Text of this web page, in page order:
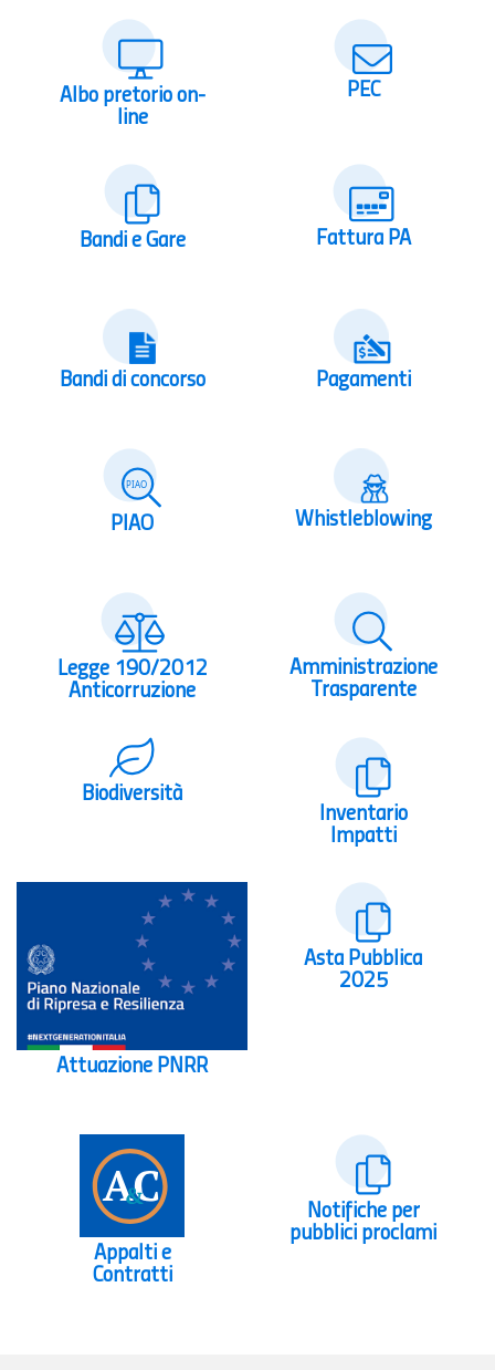
Albo pretorio on-
line
PEC
Bandi e Gare Fattura PA
Bandi di concorso Pagamenti
PIAO Whistleblowing
Legge 190/2012
Anticorruzione
Amministrazione
Trasparente
Biodiversità
Inventario
Impatti
Attuazione PNRR
Asta Pubblica
2025
Appalti e
Contratti
Notifiche per
pubblici proclami